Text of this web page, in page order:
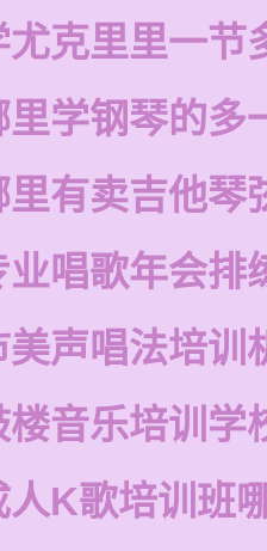
尤克里里一节
里学钢琴的多
里有卖吉他琴
业唱歌年会排
美声唱法培训
楼音乐培训学
人K歌培训班